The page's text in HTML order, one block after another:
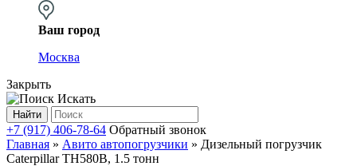
Ваш город
Москва
Закрыть
Искать
Найти
+7 (917) 406-78-64 Обратный звонок
Главная » Авито автопогрузчики » Дизельный погрузчик
Caterpillar TH580B, 1.5 тонн